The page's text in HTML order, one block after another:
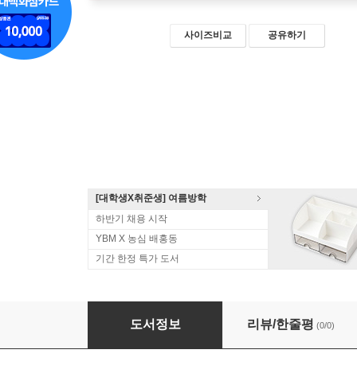
사이즈비교 공유하기
[대학생X취준생] 여름방학
하반기 채용 시작
YBM X 농심 배홍동
기간 한정 특가 도서
덴마크어를 사용하는 국민을 위한 기초 한글배
도서정보 리뷰/한줄평 (0/0)